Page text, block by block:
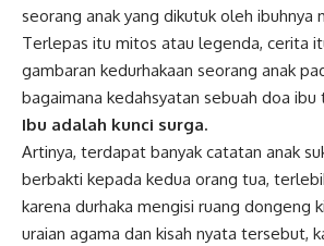
seorang anak yang dikutuk oleh ibuhnya
Terlepas itu mitos atau legenda, cerita
gambaran kedurhakaan seorang anak
bagaimana kedahsyatan sebuah doa ibu
Ibu adalah kunci surga.
Artinya, terdapat banyak catatan anak
berbakti kepada kedua orang tua,
karena durhaka mengisi ruang dongeng
uraian agama dan kisah nyata tersebut,